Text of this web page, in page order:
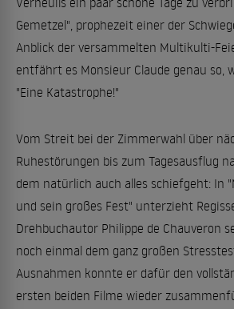
Gemetzel", prophezeit einer der
Anblick der versammelten Multikulti-
entfährt es Monsieur Claude genau so,
"Eine Katastrophe!"
Vom Streit bei der Zimmerwahl über
Ruhestörungen bis zum Tagesausflug
dem natürlich auch alles schiefgeht: In
und sein großes Fest" unterzieht
Drehbuchautor Philippe de Chauveron
noch einmal dem ganz großen
Ausnahmen konnte er dafür den
ersten beiden Filme wieder